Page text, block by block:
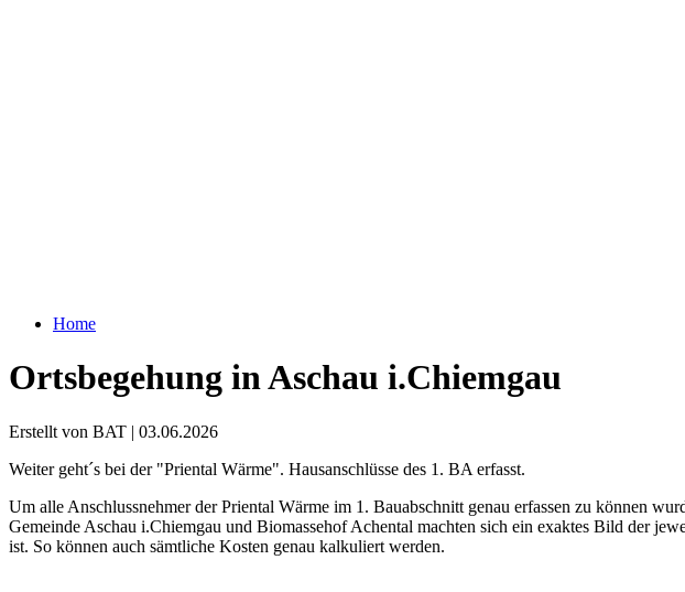
Home
Ortsbegehung in Aschau i.Chiemgau
Erstellt von BAT | 03.06.2026
Weiter geht´s bei der "Priental Wärme". Hausanschlüsse des 1. BA erfasst.
Um alle Anschlussnehmer der Priental Wärme im 1. Bauabschnitt genau erfassen zu können
Gemeinde Aschau i.Chiemgau und Biomassehof Achental machten sich ein exaktes Bild der
ist. So können auch sämtliche Kosten genau kalkuliert werden.